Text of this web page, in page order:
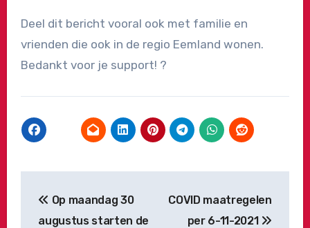
Deel dit bericht vooral ook met familie en
vrienden die ook in de regio Eemland wonen.
Bedankt voor je support! ?
navigatie
Op maandag 30
augustus starten de
COVID maatregelen
per 6-11-2021